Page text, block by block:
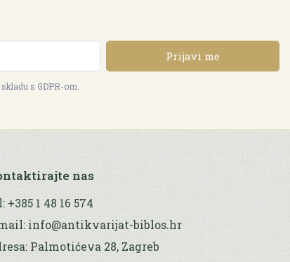
Prijavi me
s GDPR-om.
nas
+385 1 48 16 574
info@antikvarijat-biblos.hr
Palmotićeva 28, Zagreb